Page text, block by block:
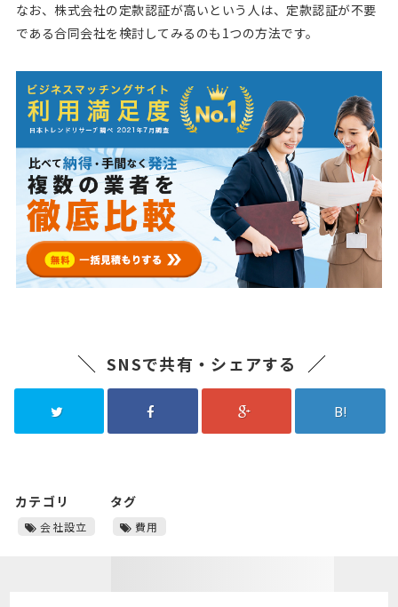
なお、株式会社の定款認証が高いという人は、定款認証が不要
である合同会社を検討してみるのも1つの方法です。
SNSで共有・シェアする
B!
カテゴリ
会社設立
タグ
費用